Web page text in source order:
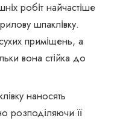
робіт найчастіше
шпаклівку.
приміщень, а
вона стійка до
наносять
розподіляючи її